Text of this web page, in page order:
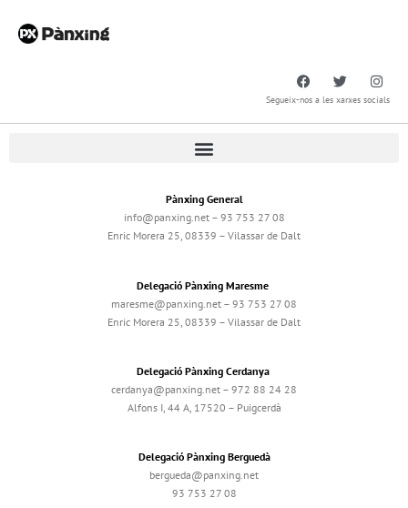
Segueix-nos a les xarxes socials
Pànxing General
info@panxing.net – 93 753 27 08
Enric Morera 25, 08339 – Vilassar de Dalt
Delegació Pànxing Maresme
maresme@panxing.net – 93 753 27 08
Enric Morera 25, 08339 – Vilassar de Dalt
Delegació Pànxing Cerdanya
cerdanya@panxing.net – 972 88 24 28
Alfons I, 44 A, 17520 – Puigcerdà
Delegació Pànxing Berguedà
bergueda@panxing.net
93 753 27 08